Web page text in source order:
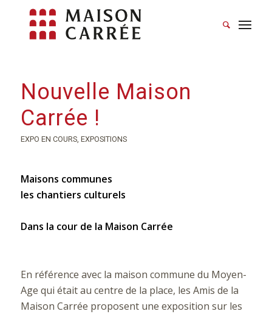
Nouvelle Maison
Carrée !
EXPO EN COURS, EXPOSITIONS
Maisons communes
les chantiers culturels
Dans la cour de la Maison Carrée
En référence avec la maison commune du Moyen-
Age qui était au centre de la place, les Amis de la
Maison Carrée proposent une exposition sur les